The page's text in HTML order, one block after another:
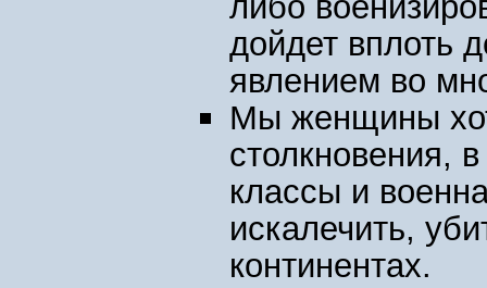
дойдет вплоть
явлением во
Мы женщины
столкновения,
классы и
искалечить,
континентах.